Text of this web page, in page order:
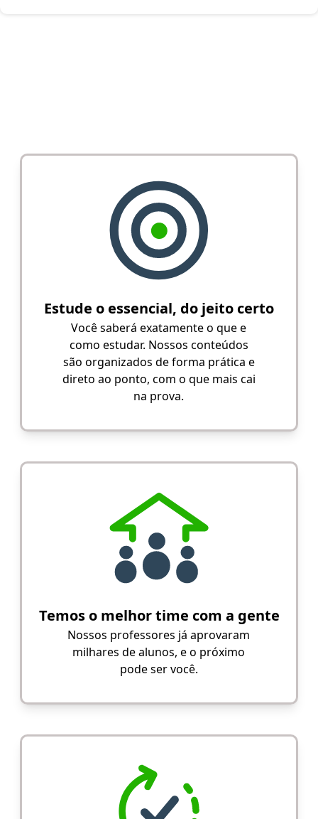
Estude o essencial, do jeito certo
Você saberá exatamente o que e
como estudar. Nossos conteúdos
são organizados de forma prática e
direto ao ponto, com o que mais cai
na prova.
Temos o melhor time com a gente
Nossos professores já aprovaram
milhares de alunos, e o próximo
pode ser você.